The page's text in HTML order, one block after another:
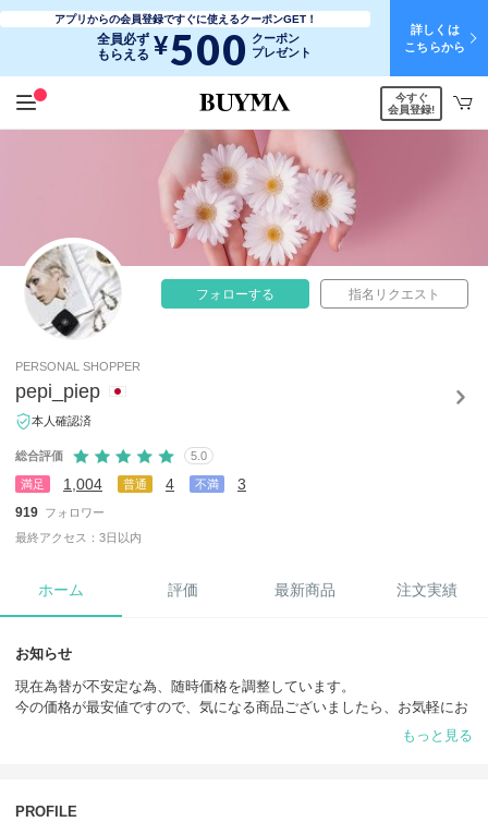
アプリからの会員登録ですぐに使えるクーポンGET！
全員必ず
もらえる ¥500 クーポン
プレゼント
詳しくは
こちらから
今すぐ
会員登録!
フォローする 指名リクエスト
PERSONAL SHOPPER
pepi_piep
本人確認済
総合評価 5.0
満足 1,004 普通 4 不満 3
919 フォロワー
最終アクセス：3日以内
ホーム 評価 最新商品 注文実績
お知らせ
現在為替が不安定な為、随時価格を調整しています。
今の価格が最安値ですので、気になる商品ございましたら、お気軽にお
当ショップは、欧米を中心に買い付けを行っております。
もっと見る
PROFILE